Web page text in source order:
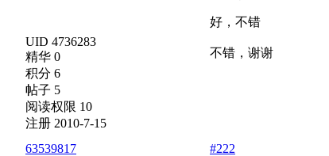
UID 4736283
精华 0
积分 6
帖子 5
阅读权限 10
注册 2010-7-15
好，不错
不错，谢谢
63539817
#222